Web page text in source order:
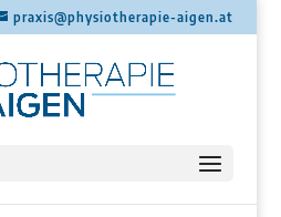
praxis@physiotherapie-aigen.at